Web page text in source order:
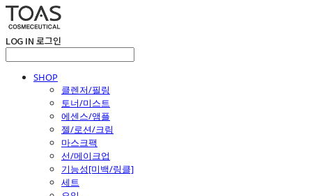
LOG IN 로그인
SHOP
클렌저/필링
토너/미스트
에센스/앰플
젤/로션/크림
마스크팩
선/메이크업
기능성[미백/링클]
세트